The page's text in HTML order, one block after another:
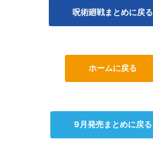
呪術廻戦まとめに戻る
ホームに戻る
9月発売まとめに戻る